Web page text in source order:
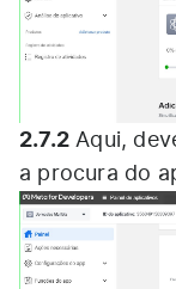
2.7.2 Aqui,
a procura do